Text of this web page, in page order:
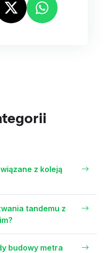
z koleją
tandemu z
budowy metra